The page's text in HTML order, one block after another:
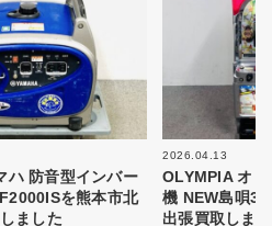
法人の
お客様へ
ハ 防音型インバー
を熊本市北
ました
2026.04.13
OLYMPIA オ
機 NEW島唄
出張買取しま